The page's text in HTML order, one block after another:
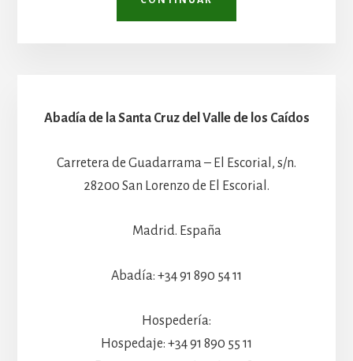
Abadía de la Santa Cruz del Valle de los Caídos
Carretera de Guadarrama – El Escorial, s/n.
28200 San Lorenzo de El Escorial.
Madrid. España
Abadía: +34 91 890 54 11
Hospedería:
Hospedaje: +34 91 890 55 11